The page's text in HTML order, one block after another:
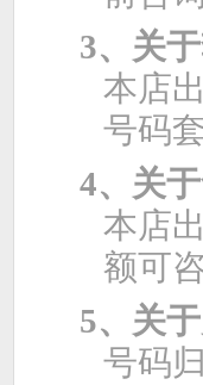
3、关
本店
号码
4、关
本店
额可
5、关
号码